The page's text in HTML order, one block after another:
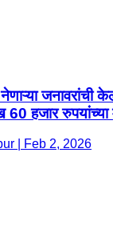
जनावरांची
हजार रुपयांच्या
| Feb 2, 2026